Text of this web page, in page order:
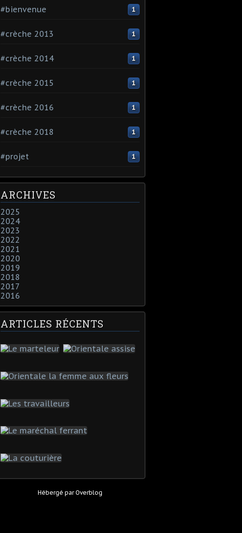
#bienvenue 1
#crèche 2013 1
#crèche 2014 1
#crèche 2015 1
#crèche 2016 1
#crèche 2018 1
#projet 1
ARCHIVES
2025
2024
2023
2022
2021
2020
2019
2018
2017
2016
ARTICLES RÉCENTS
Hébergé parOverblog